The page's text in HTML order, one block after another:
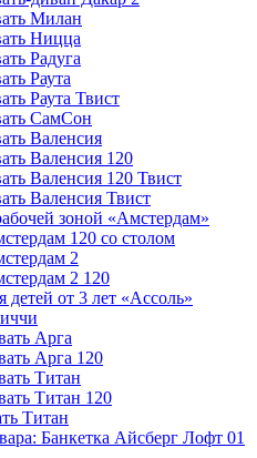
Милан
Ницца
Радуга
Раута
Раута Твист
СамСон
Валенсия
Валенсия 120
Валенсия 120 Твист
Валенсия Твист
зоной «Амстердам»
120 со столом
2
2 120
детей от 3 лет «Ассоль»
Арга
Арга 120
Титан
Титан 120
Титан